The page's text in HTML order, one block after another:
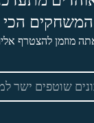
המשחקים הכי
מוזמן להצטרף